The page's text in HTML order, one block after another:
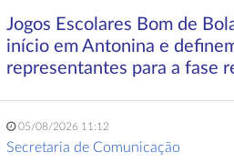
Jogos Escolares Bom de
início em Antonina e
representantes para a fase
05/08/2026 11:12
Secretaria de Comunicação